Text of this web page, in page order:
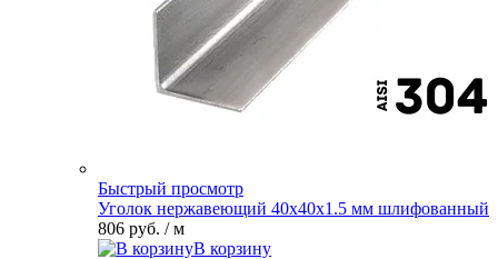
Быстрый просмотр
Уголок нержавеющий 40х40х1.5 мм шлифованный
806 руб. / м
В корзину